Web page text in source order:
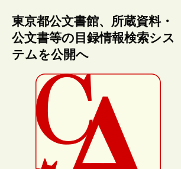
東京都公文書館、所蔵資料・
公文書等の目録情報検索シス
テムを公開へ